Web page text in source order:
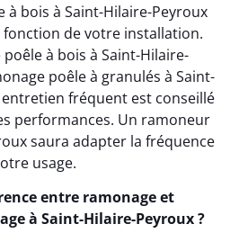
à bois à Saint-Hilaire-Peyroux
de votre installation.
à bois à Saint-Hilaire-
poêle à granulés à Saint-
fréquent est conseillé
performances. Un ramoneur
saura adapter la fréquence
usage.
entre ramonage et
à Saint-Hilaire-Peyroux ?